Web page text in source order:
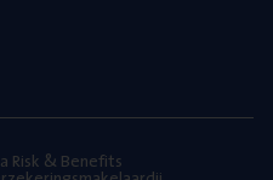
Risk & Benefits